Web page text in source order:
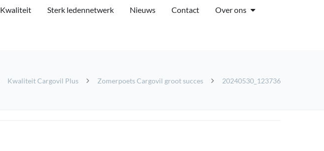
Kwaliteit Sterk ledennetwerk Nieuws Contact Over ons
Kwaliteit Cargovil Plus Zomerpoets Cargovil groot succes 20240530_123736